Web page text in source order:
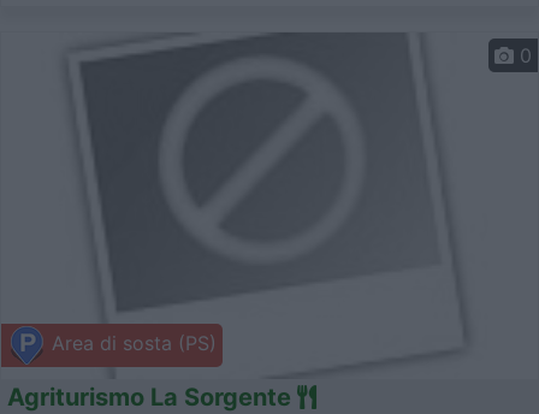
Area di sosta (PS)
0
Agriturismo La Sorgente